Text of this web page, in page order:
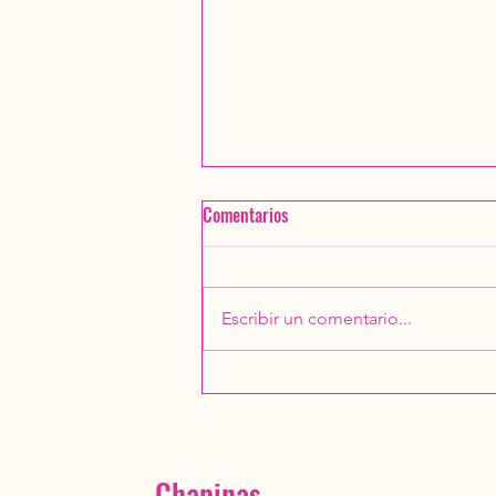
Convivio 2025 Chapinas
Comentarios
Escribir un comentario...